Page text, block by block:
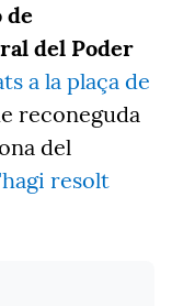
de
del Poder
a la plaça de
reconeguda
del
resolt